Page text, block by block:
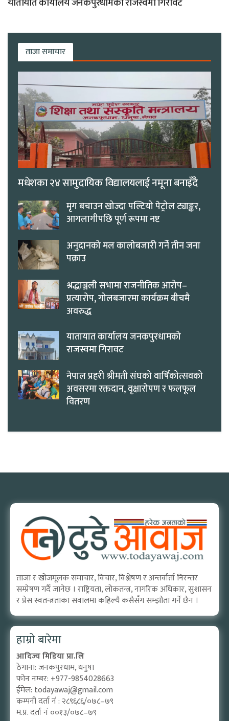
ताजा समाचार
मधेशका २४ सामुदायिक विद्यालयलाई नमूना बनाइँदै
मृग बचाउन खोज्दा पल्टियो पेट्रोल ट्याङ्कर,
आगलागीपछि पूर्ण रूपमा नष्ट
अनुदानको मल कालोबजारी गर्ने तीन जना
पक्राउ
श्रद्धाञ्जली सभामा राजनीतिक आरोप–
प्रत्यारोप, गोलबजारमा कार्यक्रम बीचमै
अवरुद्ध
यातायात कार्यालय जनकपुरधामको
राजस्वमा गिरावट
नेपाल प्रहरी श्रीमती संघको वार्षिकोत्सवको
अवसरमा रक्तदान, वृक्षारोपण र फलफूल
वितरण
ताजा र खोजमूलक समाचार, विचार, विश्लेषण र अन्तर्वार्ता निरन्तर
सम्प्रेषण गर्दै जानेछ । राष्ट्रियता, लोकतन्त्र, नागरिक अधिकार, सुशासन
र प्रेस स्वतन्त्रताका सवालमा कहिल्यै कसैसँग सम्झौता गर्ने छैन ।
हाम्रो बारेमा
आदिज्य मिडिया प्रा.लि
ठेगाना: जनकपुरधाम, धनुषा
फोन नम्बर: +977-9854028663
ईमेल: todayawaj@gmail.com
कम्पनी दर्ता नं : २८९६८६/०७८–७९
म.प्र. दर्ता नं ००१३/०७८–७९